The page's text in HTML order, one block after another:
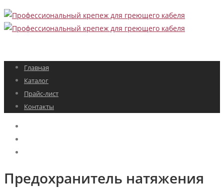
Главная
Каталог
Прайс-лист
Контакты
Предохранитель натяжения